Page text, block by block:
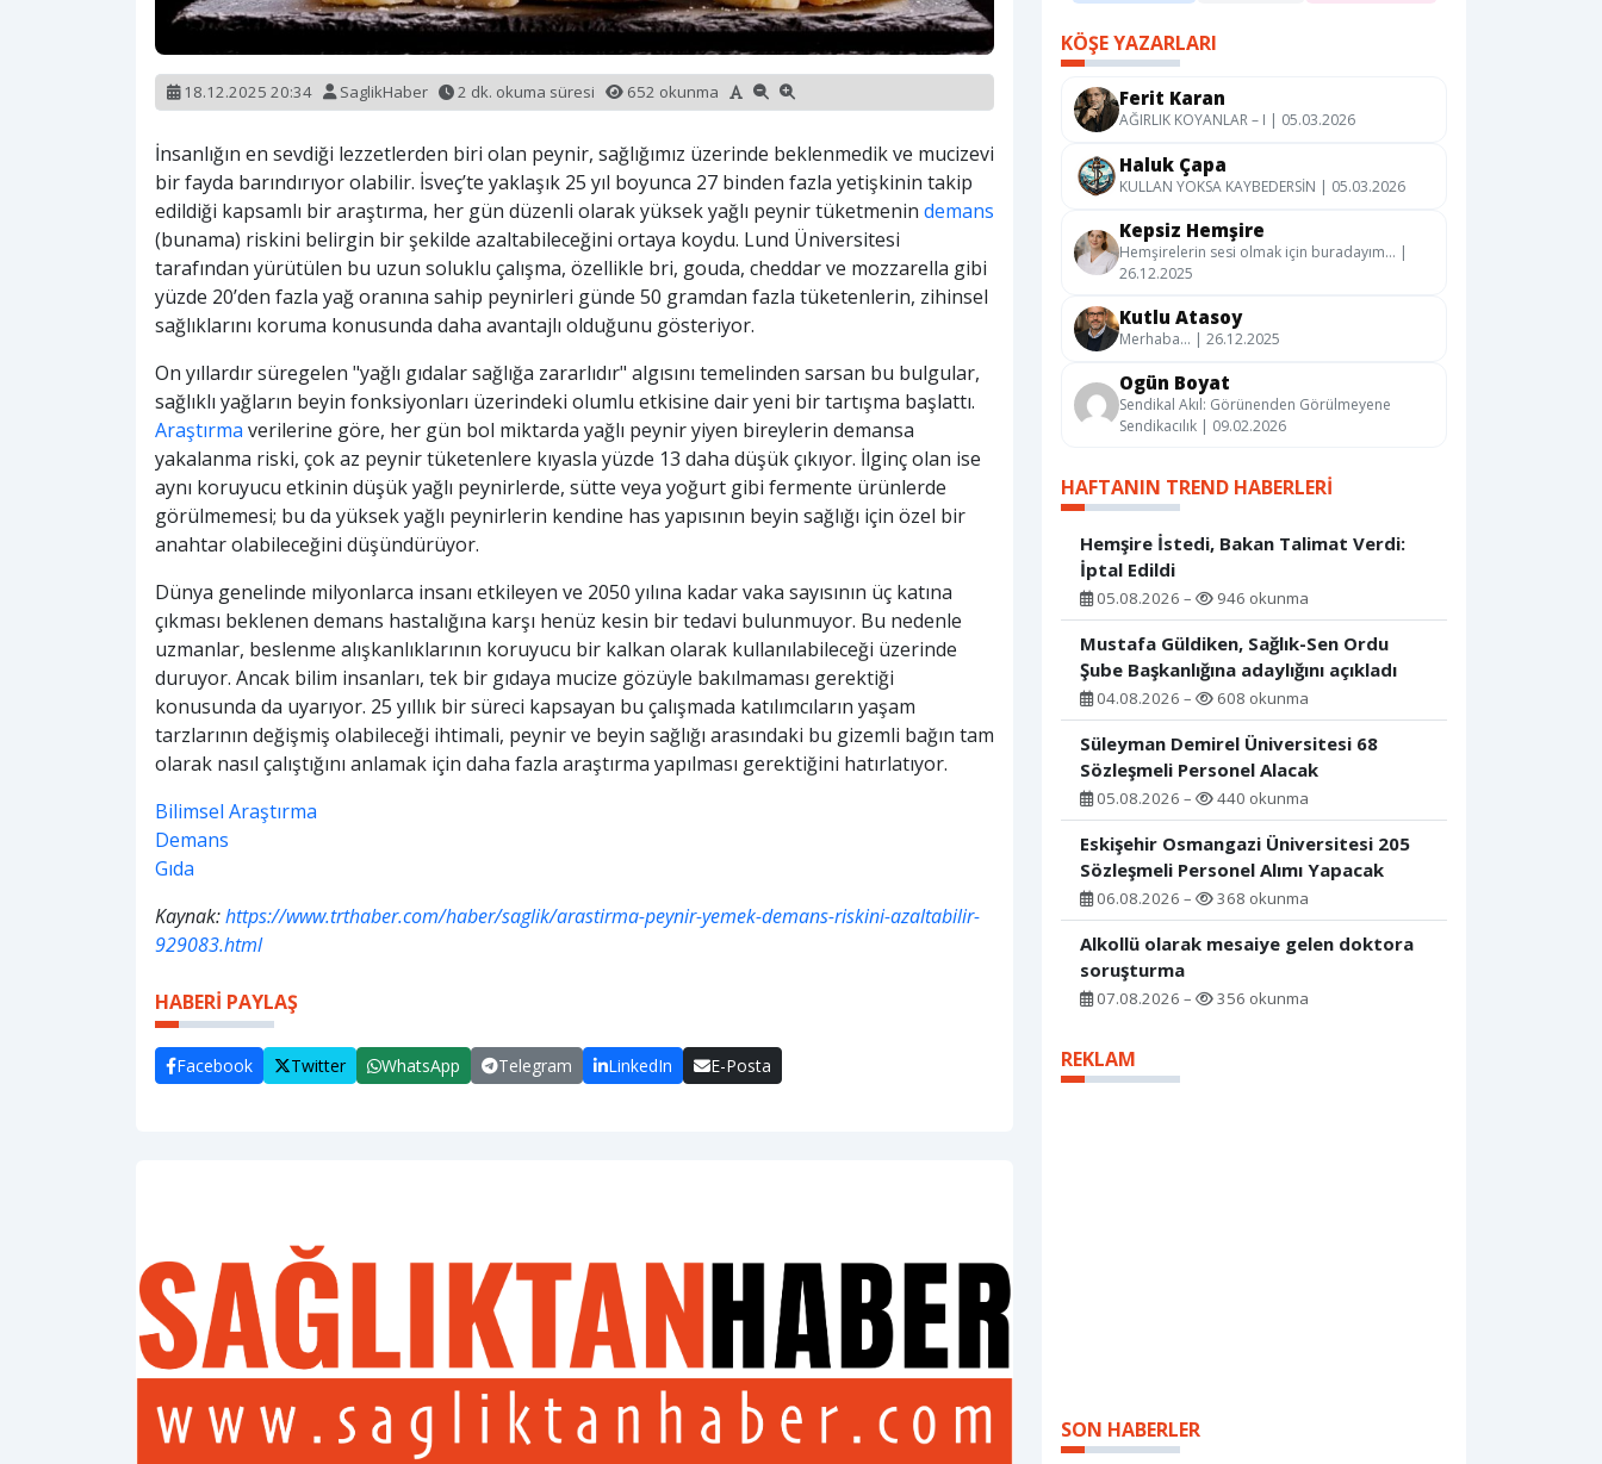
18.12.2025 20:34 SaglikHaber 2 dk. okuma süresi 652 okunma
İnsanlığın en sevdiği lezzetlerden biri olan peynir, sağlığımız üzerinde beklenmedik ve mucizevi
bir fayda barındırıyor olabilir. İsveç’te yaklaşık 25 yıl boyunca 27 binden fazla yetişkinin takip
edildiği kapsamlı bir araştırma, her gün düzenli olarak yüksek yağlı peynir tüketmenin demans
(bunama) riskini belirgin bir şekilde azaltabileceğini ortaya koydu. Lund Üniversitesi
tarafından yürütülen bu uzun soluklu çalışma, özellikle bri, gouda, cheddar ve mozzarella gibi
yüzde 20’den fazla yağ oranına sahip peynirleri günde 50 gramdan fazla tüketenlerin, zihinsel
sağlıklarını koruma konusunda daha avantajlı olduğunu gösteriyor.
On yıllardır süregelen "yağlı gıdalar sağlığa zararlıdır" algısını temelinden sarsan bu bulgular,
sağlıklı yağların beyin fonksiyonları üzerindeki olumlu etkisine dair yeni bir tartışma başlattı.
Araştırma verilerine göre, her gün bol miktarda yağlı peynir yiyen bireylerin demansa
yakalanma riski, çok az peynir tüketenlere kıyasla yüzde 13 daha düşük çıkıyor. İlginç olan ise
aynı koruyucu etkinin düşük yağlı peynirlerde, sütte veya yoğurt gibi fermente ürünlerde
görülmemesi; bu da yüksek yağlı peynirlerin kendine has yapısının beyin sağlığı için özel bir
anahtar olabileceğini düşündürüyor.
Dünya genelinde milyonlarca insanı etkileyen ve 2050 yılına kadar vaka sayısının üç katına
çıkması beklenen demans hastalığına karşı henüz kesin bir tedavi bulunmuyor. Bu nedenle
uzmanlar, beslenme alışkanlıklarının koruyucu bir kalkan olarak kullanılabileceği üzerinde
duruyor. Ancak bilim insanları, tek bir gıdaya mucize gözüyle bakılmaması gerektiği
konusunda da uyarıyor. 25 yıllık bir süreci kapsayan bu çalışmada katılımcıların yaşam
tarzlarının değişmiş olabileceği ihtimali, peynir ve beyin sağlığı arasındaki bu gizemli bağın tam
olarak nasıl çalıştığını anlamak için daha fazla araştırma yapılması gerektiğini hatırlatıyor.
Bilimsel Araştırma
Demans
Gıda
Kaynak:https://www.trthaber.com/haber/saglik/arastirma-peynir-yemek-demans-riskini-azaltabilir-
929083.html
HABERİ PAYLAŞ
Facebook Twitter WhatsApp Telegram LinkedIn E-Posta
KÖŞE YAZARLARI
Ferit Karan
AĞIRLIK KOYANLAR – I | 05.03.2026
Haluk Çapa
KULLAN YOKSA KAYBEDERSİN | 05.03.2026
Kepsiz Hemşire
Hemşirelerin sesi olmak için buradayım… |
26.12.2025
Kutlu Atasoy
Merhaba… | 26.12.2025
Ogün Boyat
Sendikal Akıl: Görünenden Görülmeyene
Sendikacılık | 09.02.2026
HAFTANIN TREND HABERLERI
Hemşire İstedi, Bakan Talimat Verdi:
İptal Edildi
05.08.2026 – 946 okunma
Mustafa Güldiken, Sağlık-Sen Ordu
Şube Başkanlığına adaylığını açıkladı
04.08.2026 – 608 okunma
Süleyman Demirel Üniversitesi 68
Sözleşmeli Personel Alacak
05.08.2026 – 440 okunma
Eskişehir Osmangazi Üniversitesi 205
Sözleşmeli Personel Alımı Yapacak
06.08.2026 – 368 okunma
Alkollü olarak mesaiye gelen doktora
soruşturma
07.08.2026 – 356 okunma
REKLAM
SON HABERLER